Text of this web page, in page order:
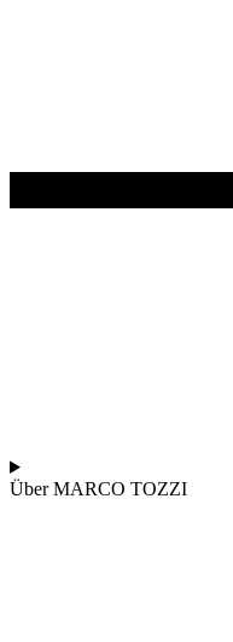
Über MARCO TOZZI